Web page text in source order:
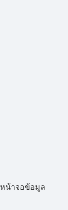
หน้าจอข้อมูล